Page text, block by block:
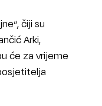
čiji su
Arki,
će za vrijeme